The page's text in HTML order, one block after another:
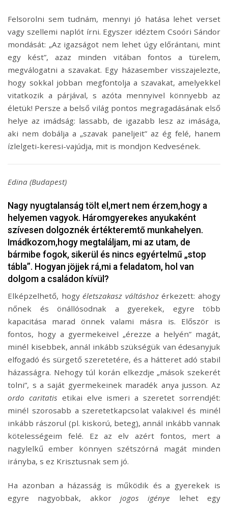
Felsorolni sem tudnám, mennyi jó hatása lehet verset
vagy szellemi naplót írni. Egyszer idéztem Csoóri Sándor
mondását: „Az igazságot nem lehet úgy előrántani, mint
egy kést”, azaz minden vitában fontos a türelem,
megválogatni a szavakat. Egy házasember visszajelezte,
hogy sokkal jobban megfontolja a szavakat, amelyekkel
vitatkozik a párjával, s azóta mennyivel könnyebb az
életük! Persze a belső világ pontos megragadásának első
helye az imádság: lassabb, de igazabb lesz az imásága,
aki nem dobálja a „szavak paneljeit” az ég felé, hanem
ízlelgeti-keresi-vajúdja, mit is mondjon Kedvesének.
Edina (Budapest)
Nagy nyugtalanság tölt el,mert nem érzem,hogy a
helyemen vagyok. Háromgyerekes anyukaként
szívesen dolgoznék értékteremtő munkahelyen.
Imádkozom,hogy megtaláljam, mi az utam, de
bármibe fogok, sikerül és nincs egyértelmű „stop
tábla”. Hogyan jöjjek rá,mi a feladatom, hol van
dolgom a családon kívül?
Elképzelhető, hogyéletszakasz váltáshozérkezett: ahogy
nőnek és önállósodnak a gyerekek, egyre több
kapacitása marad önnek valami másra is. Először is
fontos, hogy a gyermekeivel „érezze a helyén” magát,
minél kisebbek, annál inkább szükségük van édesanyjuk
elfogadó és sürgető szeretetére, és a hátteret adó stabil
házasságra. Nehogy túl korán elkezdje „mások szekerét
tolni”, s a saját gyermekeinek maradék anya jusson. Az
ordo caritatis etikai elve ismeri a szeretet sorrendjét:
minél szorosabb a szeretetkapcsolat valakivel és minél
inkább rászorul (pl. kiskorú, beteg), annál inkább vannak
kötelességeim felé. Ez az elv azért fontos, mert a
nagylelkű ember könnyen szétszórná magát minden
irányba, s ez Krisztusnak sem jó.
Ha azonban a házasság is működik és a gyerekek is
egyre nagyobbak, akkor jogos igénye lehet egy